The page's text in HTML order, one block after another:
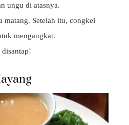
ungu di atasnya.
matang. Setelah itu, congkel
mengangkat.